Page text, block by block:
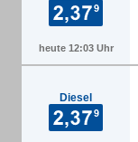
heute 12:03 Uhr
Diesel